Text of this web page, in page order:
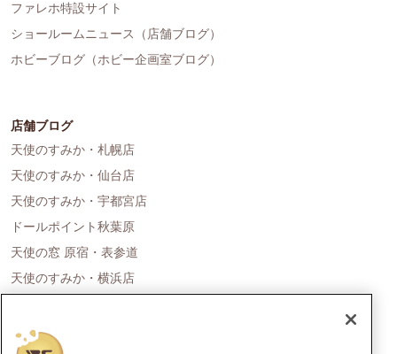
ファレホ特設サイト
ショールームニュース（店舗ブログ）
ホビーブログ（ホビー企画室ブログ）
店舗ブログ
天使のすみか・札幌店
天使のすみか・仙台店
天使のすみか・宇都宮店
ドールポイント秋葉原
天使の窓 原宿・表参道
天使のすみか・横浜店
天使の里 霞中庵